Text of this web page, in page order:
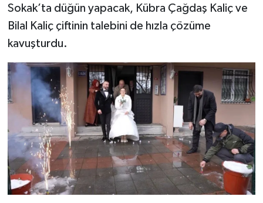
Sokak’ta düğün yapacak, Kübra Çağdaş Kaliç ve
Bilal Kaliç çiftinin talebini de hızla çözüme
kavuşturdu.